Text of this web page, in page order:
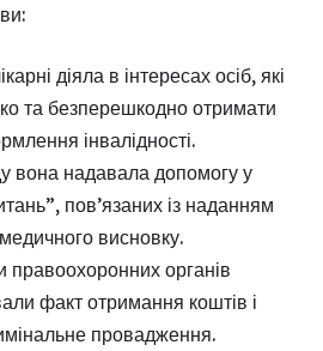
діяла в інтересах осіб, які
та безперешкодно отримати
інвалідності.
вона надавала допомогу у
пов’язаних із наданням
висновку.
правоохоронних органів
факт отримання коштів і
провадження.